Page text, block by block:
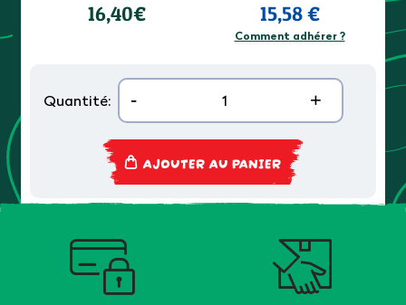
16,40€ 15,58 €
Comment adhérer ?
Quantité: - +
AJOUTER AU PANIER